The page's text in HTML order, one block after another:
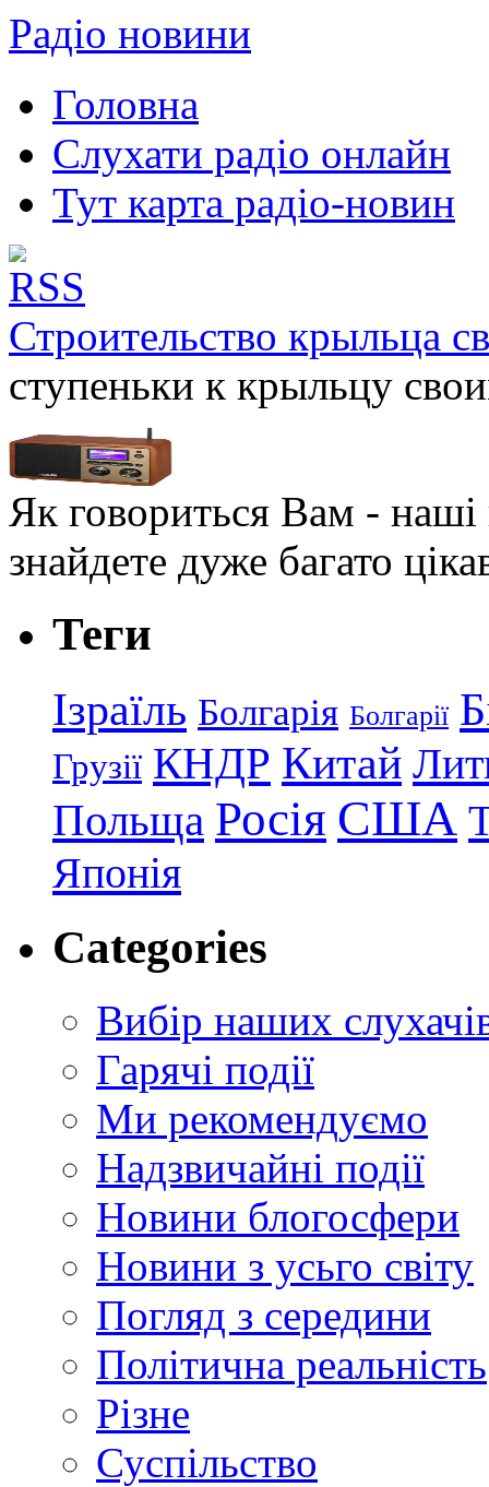
Радіо новини
Головна
Слухати радіо онлайн
Тут карта радіо-новин
Строительство крыльца
ступеньки к крыльцу
Як говориться Вам - наші
знайдете дуже багато
Теги
Ізраїль Болгарія Болгарії
Грузії КНДР Китай
Польща Росія США
Японія
Categories
Вибір наших
Гарячі події
Ми рекомендуємо
Надзвичайні події
Новини блогосфери
Новини з усьго світу
Погляд з середини
Політична реальність
Різне
Суспільство